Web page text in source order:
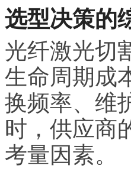
选型决策的
光纤激光切
生命周期成
换频率、维
时，供应商
考量因素。